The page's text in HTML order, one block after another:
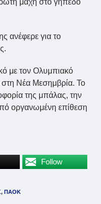
μάχη στο γήπεδο
ανέφερε για το
με τον Ολυμπιακό
στη Νέα Μεσημβρία. Το
της μπάλας, την
οργανωμένη επίθεση
Follow
, ΠΑΟΚ